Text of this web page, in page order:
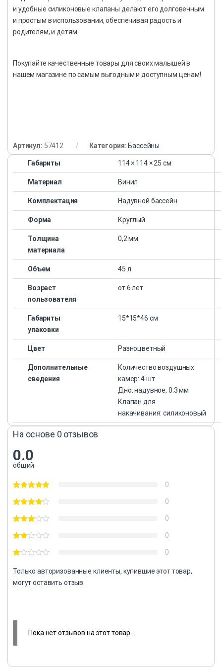
и удобные силиконовые клапаны делают его долговечным
и простым в использовании, обеспечивая радость и
родителям, и детям.
Покупайте качественные товары для своих малышей в
нашем магазине по самым выгодным и доступным ценам!
Артикул: 57412 Категория: Бассейны
Габариты 114 × 114 × 25 см
Материал Винил
Комплектация Надувной бассейн
Форма Круглый
Толщина
материала
0,2 мм
Объем 45 л
Возраст
пользователя
от 6 лет
Габариты
упаковки
15*15*46 см
Цвет Разноцветный
Дополнительные
сведения
Количество воздушных
камер: 4 шт
Дно: надувное, 0.3 мм
Клапан для
накачивания: силиконовый
На основе 0 отзывов
0.0
общий
0
0
0
0
0
Только авторизованные клиенты, купившие этот товар,
могут оставить отзыв.
Пока нет отзывов на этот товар.